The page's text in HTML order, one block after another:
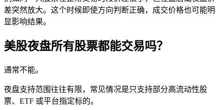
差突然放大。这个时候即使方向判断正确，成交价格也可能明
显影响结果。
美股夜盘所有股票都能交易吗？
通常不能。
夜盘支持范围往往有限，常见情况是只支持部分高流动性股
票、 ETF 或平台指定标的。